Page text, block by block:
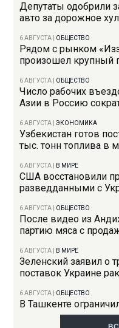
Депутаты одобрили
авто за дорожное
6 АВГУСТА ОБЩЕСТВО
Рядом с рынком
произошел крупный
6 АВГУСТА ОБЩЕСТВО
Число рабочих
Азии в Россию
6 АВГУСТА |ЭКОНОМИКА
Узбекистан готов
тыс. тонн топлива в
6 АВГУСТА В МИРЕ
США восстановили
разведданными с
6 АВГУСТА ОБЩЕСТВО
После видео из
партию мяса с
6 АВГУСТА В МИРЕ
Зеленский заявил о
поставок Украине
6 АВГУСТА ОБЩЕСТВО
В Ташкенте